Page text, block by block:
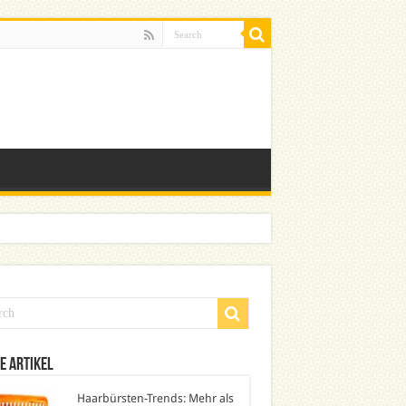
Artikel
Haarbürsten-Trends: Mehr als